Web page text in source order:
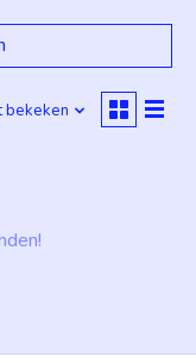
bekeken